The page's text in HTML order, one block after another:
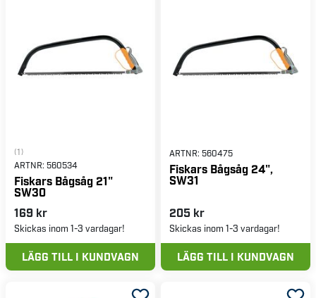
(1)
ARTNR: 560534
Fiskars Bågsåg 21"
SW30
169 kr
Skickas inom 1-3 vardagar!
LÄGG TILL I KUNDVAGN
ARTNR: 560475
Fiskars Bågsåg 24",
SW31
205 kr
Skickas inom 1-3 vardagar!
LÄGG TILL I KUNDVAGN